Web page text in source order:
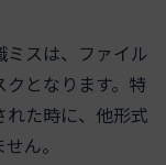
スは、ファイル
となります。特
れた時に、他形式
ん。